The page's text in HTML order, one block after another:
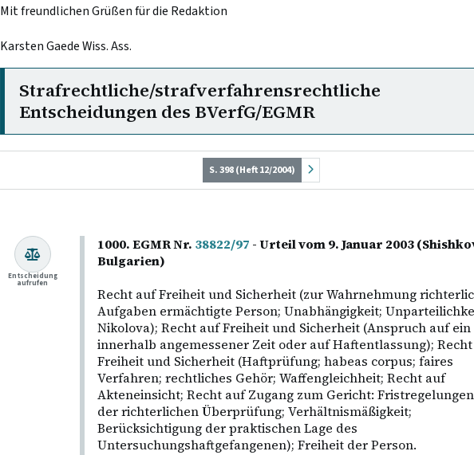
Mit freundlichen Grüßen für die Redaktion
Karsten Gaede Wiss. Ass.
Strafrechtliche/strafverfahrensrechtliche
Entscheidungen des BVerfG/EGMR
S. 398 (Heft 12/2004)
1000. EGMR Nr. 38822/97 - Urteil vom 9. Januar 2003
Bulgarien)
Recht auf Freiheit und Sicherheit (zur Wahrnehmung
Aufgaben ermächtigte Person; Unabhängigkeit;
Nikolova); Recht auf Freiheit und Sicherheit (Anspruch auf
innerhalb angemessener Zeit oder auf Haftentlassung);
Freiheit und Sicherheit (Haftprüfung; habeas corpus; faires
Verfahren; rechtliches Gehör; Waffengleichheit; Recht auf
Akteneinsicht; Recht auf Zugang zum Gericht:
der richterlichen Überprüfung; Verhältnismäßigkeit;
Berücksichtigung der praktischen Lage des
Untersuchungshaftgefangenen); Freiheit der Person.
Entscheidung
aufrufen